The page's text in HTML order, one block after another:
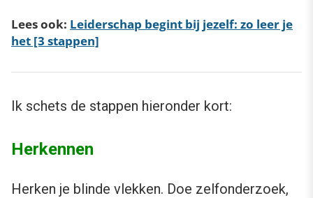
Lees ook: Leiderschap begint bij jezelf: zo leer je
het [3 stappen]
Ik schets de stappen hieronder kort:
Herkennen
Herken je blinde vlekken. Doe zelfonderzoek,